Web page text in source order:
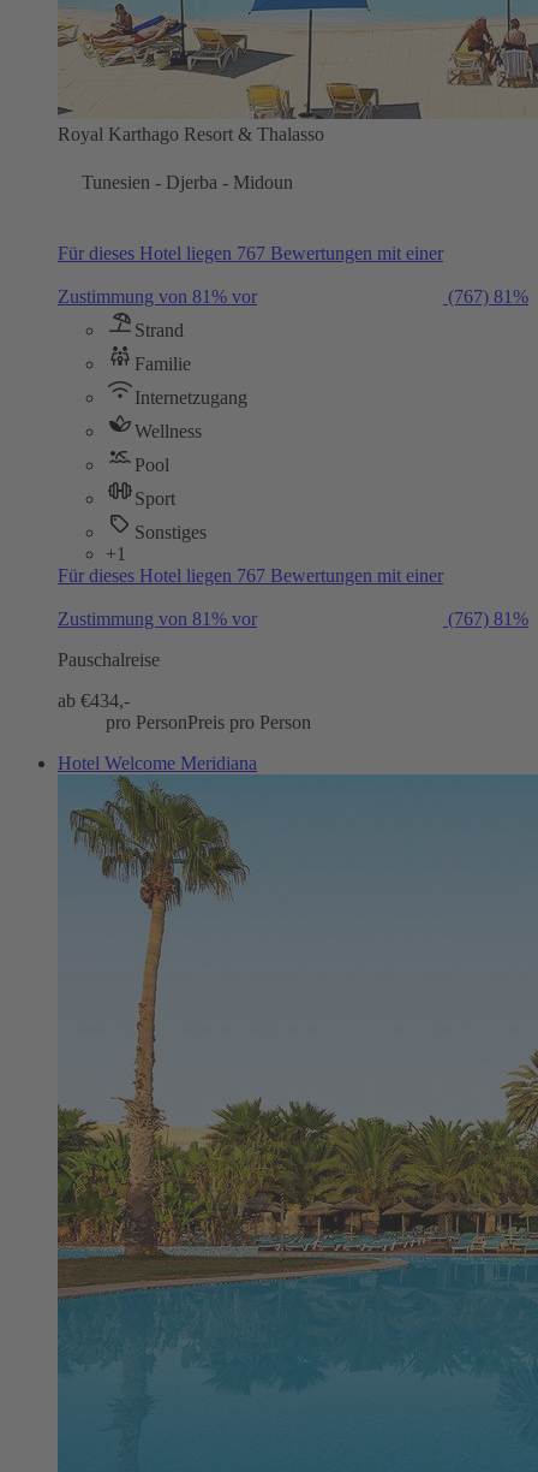
Royal Karthago Resort & Thalasso
Tunesien - Djerba - Midoun
Für dieses Hotel liegen 767 Bewertungen mit einer
Zustimmung von 81% vor (767) 81%
Strand
Familie
Internetzugang
Wellness
Pool
Sport
Sonstiges
+1
Für dieses Hotel liegen 767 Bewertungen mit einer
Zustimmung von 81% vor (767) 81%
Pauschalreise
ab €434,-
pro PersonPreis pro Person
Hotel Welcome Meridiana